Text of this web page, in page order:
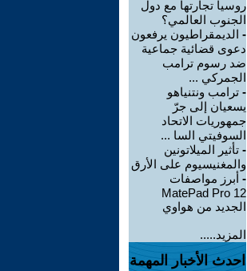
روسيا تجارتها مع دول
الجنوب العالمي؟
- الديمقراطيون يرفعون
دعوى قضائية جماعية
ضد رسوم ترامب
الجمركي ...
- ترامب ونتنياهو
يسعيان إلى جرّ
جمهوريات الاتحاد
السوفيتي السا ...
- تأثير الميلاتونين
والمغنيسيوم على الأرق
- أبرز مواصفات
MatePad Pro 12
الجديد من هواوي
المزيد.....
احدث الأخبار المهمة